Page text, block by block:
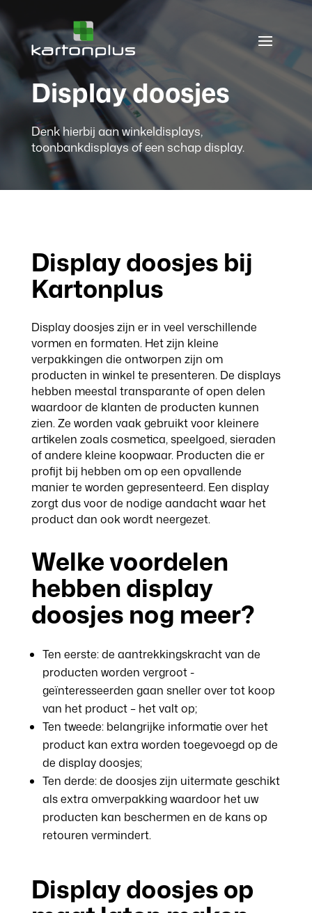
Display doosjes
Denk hierbij aan winkeldisplays,
toonbankdisplays of een schap display.
Display doosjes bij
Kartonplus
Display doosjes zijn er in veel verschillende
vormen en formaten. Het zijn kleine
verpakkingen die ontworpen zijn om
producten in winkel te presenteren. De displays
hebben meestal transparante of open delen
waardoor de klanten de producten kunnen
zien. Ze worden vaak gebruikt voor kleinere
artikelen zoals cosmetica, speelgoed, sieraden
of andere kleine koopwaar. Producten die er
profijt bij hebben om op een opvallende
manier te worden gepresenteerd. Een display
zorgt dus voor de nodige aandacht waar het
product dan ook wordt neergezet.
Welke voordelen
hebben display
doosjes nog meer?
Ten eerste: de aantrekkingskracht van de
producten worden vergroot -
geïnteresseerden gaan sneller over tot koop
van het product – het valt op;
Ten tweede: belangrijke informatie over het
product kan extra worden toegevoegd op de
de display doosjes;
Ten derde: de doosjes zijn uitermate geschikt
als extra omverpakking waardoor het uw
producten kan beschermen en de kans op
retouren vermindert.
Display doosjes op